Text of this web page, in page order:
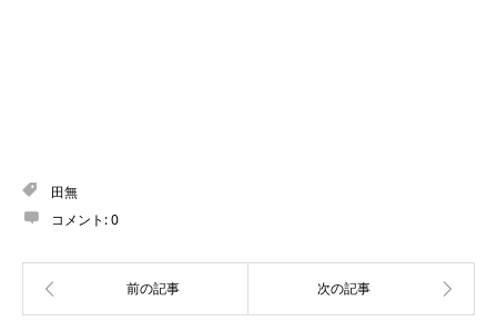
田無
コメント:0